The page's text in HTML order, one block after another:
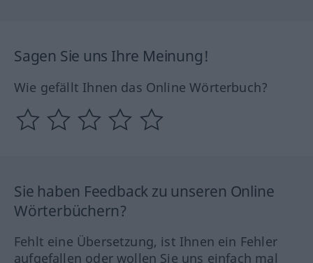
Sagen Sie uns Ihre Meinung!
Wie gefällt Ihnen das Online Wörterbuch?
Sie haben Feedback zu unseren Online
Wörterbüchern?
Fehlt eine Übersetzung, ist Ihnen ein Fehler
aufgefallen oder wollen Sie uns einfach mal